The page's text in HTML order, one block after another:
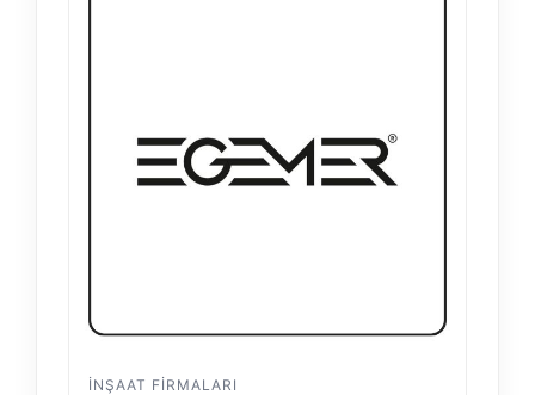
İNŞAAT FIRMALARI